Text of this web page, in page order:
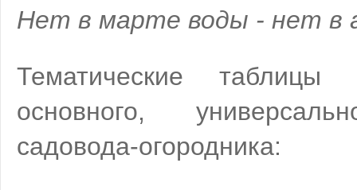
Нет в марте воды - нет в
Тематические
основного,
садовода-огородника: